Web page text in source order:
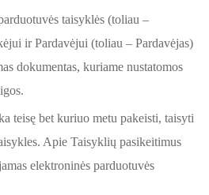
taisyklės (toliau –
ir Pardavėjui (toliau – Pardavėjas)
dokumentas, kuriame nustatomos
teisę bet kuriuo metu pakeisti, taisyti
Apie Taisyklių pasikeitimus
elektroninės parduotuvės